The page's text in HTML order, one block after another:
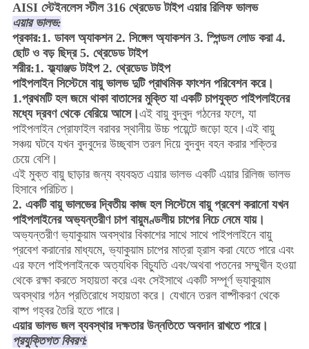
AISI স্টেইনলেস স্টীল 316 থ্রেডেড টাইপ এয়ার রিলিফ ভালভ
এয়ার ভালভ:
প্রকার:1. ডাবল অ্যাকশন 2. সিঙ্গেল অ্যাকশন 3. স্পিন্ডল লোড করা 4.
ছোট ও বড় ছিদ্র 5. থ্রেডেড টাইপ
শরীর:1. ফ্ল্যাঞ্জড টাইপ 2. থ্রেডেড টাইপ
পাইপলাইন সিস্টেমে বায়ু ভালভ দুটি প্রাথমিক ফাংশন পরিবেশন করে।
1.প্রথমটি হল জমে থাকা বাতাসের মুক্তি যা একটি চাপযুক্ত পাইপলাইনের
মধ্যে দ্রবণ থেকে বেরিয়ে আসে।এই বায়ু বুদ্বুদ গঠনের ফলে, যা
পাইপলাইন প্রোফাইল বরাবর স্থানীয় উচ্চ পয়েন্টে জড়ো হবে।এই বায়ু
সঞ্চয় ঘটবে যখন বুদবুদের উচ্ছ্বাস তরল দিয়ে বুদবুদ বহন করার শক্তির
চেয়ে বেশি।
এই মুক্ত বায়ু ছাড়ার জন্য ব্যবহৃত এয়ার ভালভ একটি এয়ার রিলিজ ভালভ
হিসাবে পরিচিত।
2. একটি বায়ু ভালভের দ্বিতীয় কাজ হল সিস্টেমে বায়ু প্রবেশ করানো যখন
পাইপলাইনের অভ্যন্তরীণ চাপ বায়ুমণ্ডলীয় চাপের নিচে নেমে যায়।
অভ্যন্তরীণ ভ্যাকুয়াম অবস্থার বিকাশের সাথে সাথে পাইপলাইনে বায়ু
প্রবেশ করানোর মাধ্যমে, ভ্যাকুয়াম চাপের মাত্রা হ্রাস করা যেতে পারে এবং
এর ফলে পাইপলাইনকে অত্যধিক বিচ্যুতি এবং/অথবা পতনের সম্মুখীন হওয়া
থেকে রক্ষা করতে সহায়তা করে এবং সেইসাথে একটি সম্পূর্ণ ভ্যাকুয়াম
অবস্থার গঠন প্রতিরোধে সহায়তা করে। যেখানে তরল বাষ্পীকরণ থেকে
বাষ্প গহ্বর তৈরি হতে পারে।
এয়ার ভালভ জল ব্যবস্থার দক্ষতার উন্নতিতে অবদান রাখতে পারে।
প্রযুক্তিগত বিবরণ: